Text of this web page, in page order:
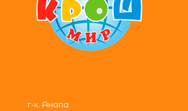
г-к. Анапа